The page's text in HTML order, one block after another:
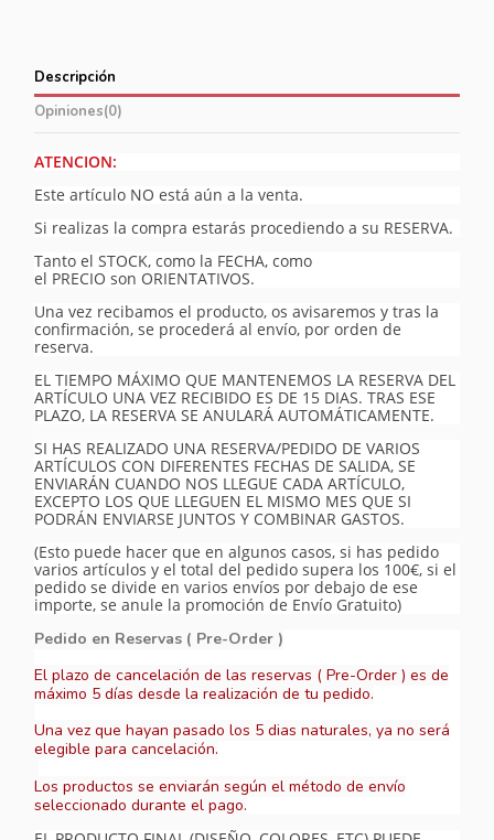
Descripción
Opiniones(0)
ATENCION:
Este artículo NO está aún a la venta.
Si realizas la compra estarás procediendo a su RESERVA.
Tanto el STOCK, como la FECHA, como
el PRECIO son ORIENTATIVOS.
Una vez recibamos el producto, os avisaremos y tras la
confirmación, se procederá al envío, por orden de
reserva.
EL TIEMPO MÁXIMO QUE MANTENEMOS LA RESERVA DEL
ARTÍCULO UNA VEZ RECIBIDO ES DE 15 DIAS. TRAS ESE
PLAZO, LA RESERVA SE ANULARÁ AUTOMÁTICAMENTE.
SI HAS REALIZADO UNA RESERVA/PEDIDO DE VARIOS
ARTÍCULOS CON DIFERENTES FECHAS DE SALIDA, SE
ENVIARÁN CUANDO NOS LLEGUE CADA ARTÍCULO,
EXCEPTO LOS QUE LLEGUEN EL MISMO MES QUE SI
PODRÁN ENVIARSE JUNTOS Y COMBINAR GASTOS.
(Esto puede hacer que en algunos casos, si has pedido
varios artículos y el total del pedido supera los 100€, si el
pedido se divide en varios envíos por debajo de ese
importe, se anule la promoción de Envío Gratuito)
Pedido en Reservas ( Pre-Order )
El plazo de cancelación de las reservas ( Pre-Order ) es de
máximo 5 días desde la realización de tu pedido.
Una vez que hayan pasado los 5 dias naturales, ya no será
elegible para cancelación.
Los productos se enviarán según el método de envío
seleccionado durante el pago.